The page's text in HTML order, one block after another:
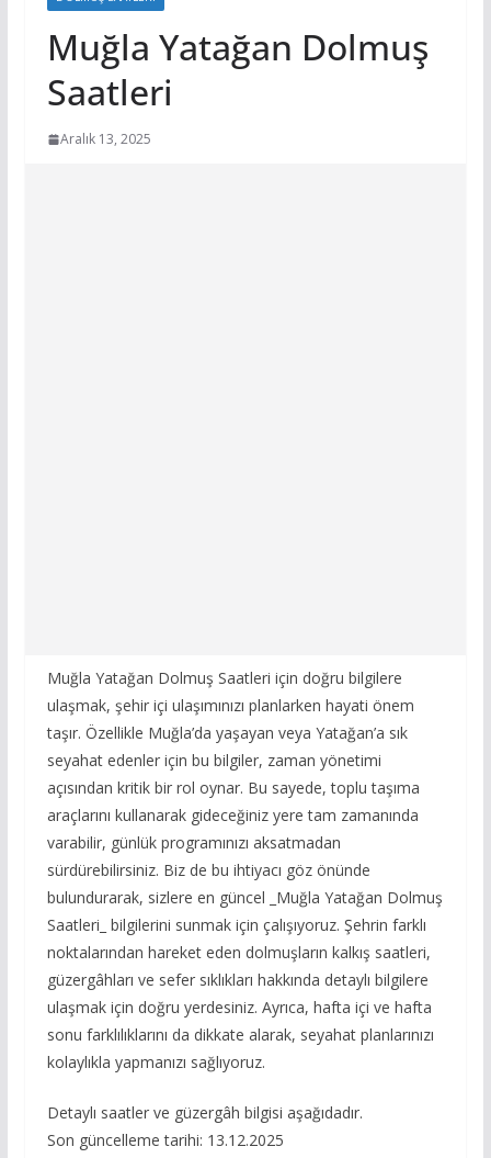
Muğla Yatağan Dolmuş
Saatleri
Aralık 13, 2025
Muğla Yatağan Dolmuş Saatleri için doğru bilgilere
ulaşmak, şehir içi ulaşımınızı planlarken hayati önem
taşır. Özellikle Muğla’da yaşayan veya Yatağan’a sık
seyahat edenler için bu bilgiler, zaman yönetimi
açısından kritik bir rol oynar. Bu sayede, toplu taşıma
araçlarını kullanarak gideceğiniz yere tam zamanında
varabilir, günlük programınızı aksatmadan
sürdürebilirsiniz. Biz de bu ihtiyacı göz önünde
bulundurarak, sizlere en güncel _Muğla Yatağan Dolmuş
Saatleri_ bilgilerini sunmak için çalışıyoruz. Şehrin farklı
noktalarından hareket eden dolmuşların kalkış saatleri,
güzergâhları ve sefer sıklıkları hakkında detaylı bilgilere
ulaşmak için doğru yerdesiniz. Ayrıca, hafta içi ve hafta
sonu farklılıklarını da dikkate alarak, seyahat planlarınızı
kolaylıkla yapmanızı sağlıyoruz.
Detaylı saatler ve güzergâh bilgisi aşağıdadır.
Son güncelleme tarihi: 13.12.2025